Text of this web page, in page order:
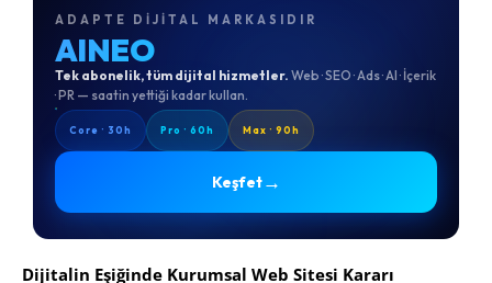
ADAPTE DIJITAL MARKASIDIR
AINEO
Tek abonelik, tüm dijital hizmetler. Web · SEO · Ads · AI · İçerik
· PR — saatin yettiği kadar kullan.
Core · 30h Pro · 60h Max · 90h
Keşfet→
Dijitalin Eşiğinde Kurumsal Web Sitesi Kararı